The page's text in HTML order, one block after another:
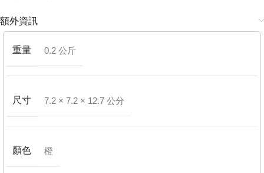
額外資訊
重量 0.2 公斤
尺寸 7.2 × 7.2 × 12.7 公分
顏色 橙